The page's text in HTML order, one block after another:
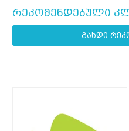
რეკომენდებული
გახდი